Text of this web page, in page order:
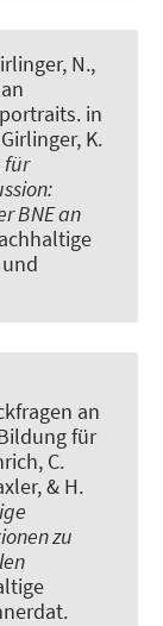
N.,
. in
K.
für
BNE an
an
für
C.
& H.
zu